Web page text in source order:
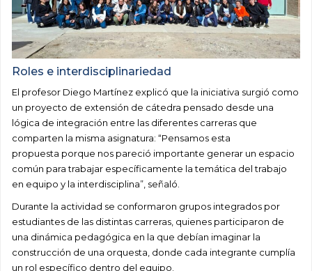
Roles e interdisciplinariedad
El profesor Diego Martínez explicó que la iniciativa surgió como
un proyecto de extensión de cátedra pensado desde una
lógica de integración entre las diferentes carreras que
comparten la misma asignatura: “Pensamos esta
propuesta porque nos pareció importante generar un espacio
común para trabajar específicamente la temática del trabajo
en equipo y la interdisciplina”, señaló.
Durante la actividad se conformaron grupos integrados por
estudiantes de las distintas carreras, quienes participaron de
una dinámica pedagógica en la que debían imaginar la
construcción de una orquesta, donde cada integrante cumplía
un rol específico dentro del equipo.